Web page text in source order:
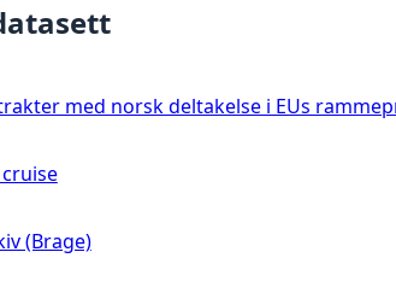
med norsk deltakelse i EUs
(Brage)